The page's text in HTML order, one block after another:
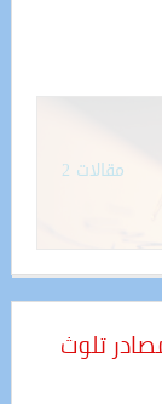
مقالات 2
تلوث